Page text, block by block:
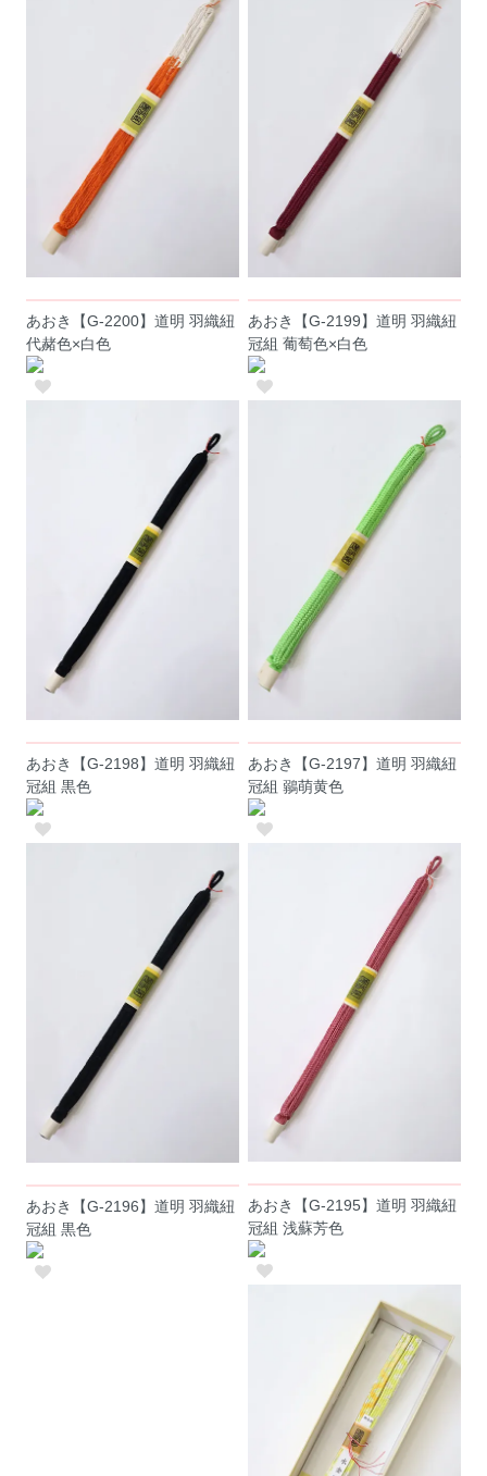
あおき【G-2200】道明 羽織紐
代赭色×白色
あおき【G-2199】道明 羽織紐
冠組 葡萄色×白色
あおき【G-2198】道明 羽織紐
冠組 黒色
あおき【G-2197】道明 羽織紐
冠組 鶸萌黄色
あおき【G-2196】道明 羽織紐
冠組 黒色
あおき【G-2195】道明 羽織紐
冠組 浅蘇芳色